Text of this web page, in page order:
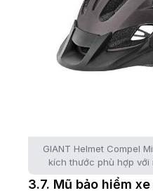
GIANT Helmet Compel
kích thước phù hợp với
3.7. Mũ bảo hiểm